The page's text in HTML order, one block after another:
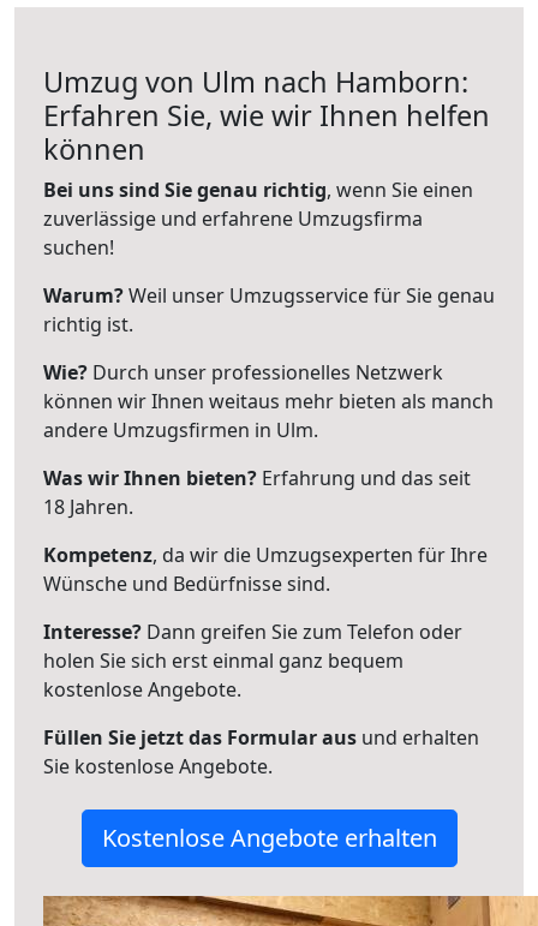
Umzug von Ulm nach Hamborn:
Erfahren Sie, wie wir Ihnen helfen
können
Bei uns sind Sie genau richtig, wenn Sie einen
zuverlässige und erfahrene Umzugsfirma
suchen!
Warum?Weil unser Umzugsservice für Sie genau
richtig ist.
Wie? Durch unser professionelles Netzwerk
können wir Ihnen weitaus mehr bieten als manch
andere Umzugsfirmen in Ulm.
Was wir Ihnen bieten? Erfahrung und das seit
18 Jahren.
Kompetenz, da wir die Umzugsexperten für Ihre
Wünsche und Bedürfnisse sind.
Interesse? Dann greifen Sie zum Telefon oder
holen Sie sich erst einmal ganz bequem
kostenlose Angebote.
Füllen Sie jetzt das Formular aus und erhalten
Sie kostenlose Angebote.
Kostenlose Angebote erhalten